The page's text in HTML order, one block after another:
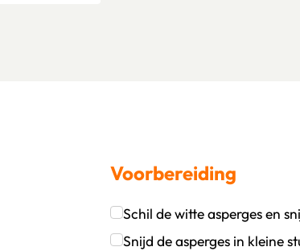
persoon
Voorbereiding
Schil de witte asperges en
Klik om dit selectievakje aan
Snijd de asperges in kleine